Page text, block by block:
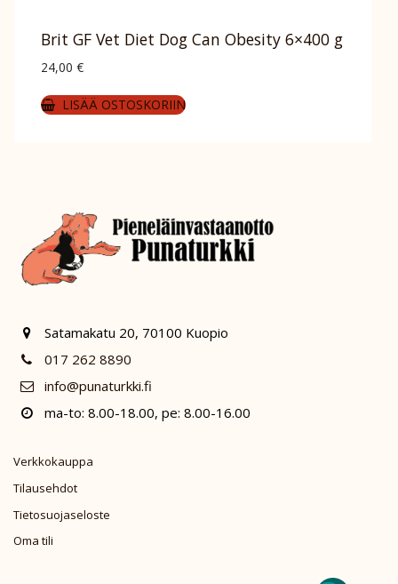
Brit GF Vet Diet Dog Can Obesity 6×400 g
24,00 €
LISÄÄ OSTOSKORIIN
Satamakatu 20, 70100 Kuopio
017 262 8890
info@punaturkki.fi
ma-to: 8.00-18.00, pe: 8.00-16.00
Verkkokauppa
Tilausehdot
Tietosuojaseloste
Oma tili